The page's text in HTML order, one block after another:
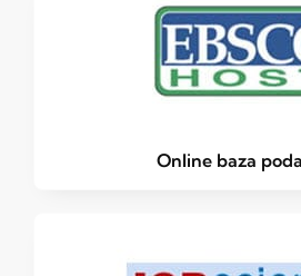
Online baza